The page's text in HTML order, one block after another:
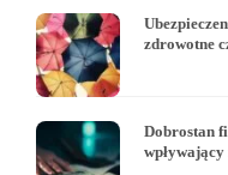
zdrowotne
Dobrostan